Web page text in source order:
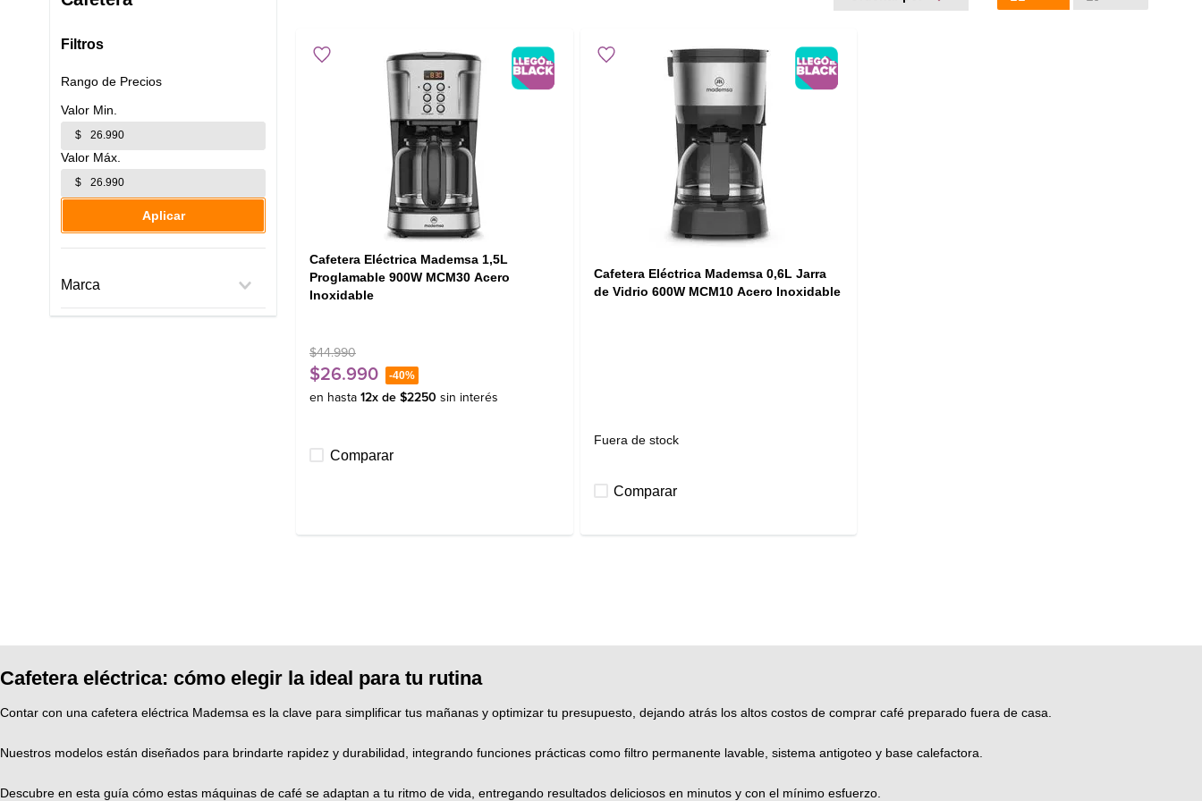
Filtros
Marca
Mademsa
Rango de Precios
$
$
Aplicar
Cafetera Eléctrica Mademsa 1,5L
Proglamable 900W MCM30 Acero
Inoxidable
$44.990
$26.990 -40%
en hasta 12x de $2250 sin interés
Comparar
Cafetera Eléctrica Mademsa 0,6L Jarra
de Vidrio 600W MCM10 Acero Inoxidable
Fuera de stock
Comparar
Cafetera eléctrica: cómo elegir la ideal para tu rutina
Contar con una cafetera eléctrica Mademsa es la clave para simplificar tus mañanas y optimizar tu presupuesto, dejando atrás los altos costos de comprar café preparado fuera de casa.
Nuestros modelos están diseñados para brindarte rapidez y durabilidad, integrando funciones prácticas como filtro permanente lavable, sistema antigoteo y base calefactora.
Descubre en esta guía cómo estas máquinas de café se adaptan a tu ritmo de vida, entregando resultados deliciosos en minutos y con el mínimo esfuerzo.